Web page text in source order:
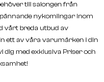
till salongen från
nykomlingar inom
vårt breda utbud av
ett av våra varumärken i din
dig med exklusiva Priser och